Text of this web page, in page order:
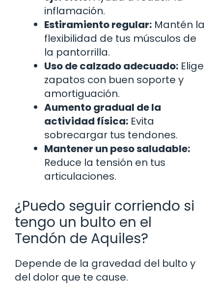
inflamación.
Estiramiento regular: Mantén la
flexibilidad de tus músculos de
la pantorrilla.
Uso de calzado adecuado: Elige
zapatos con buen soporte y
amortiguación.
Aumento gradual de la
actividad física: Evita
sobrecargar tus tendones.
Mantener un peso saludable:
Reduce la tensión en tus
articulaciones.
¿Puedo seguir corriendo si
tengo un bulto en el
Tendón de Aquiles?
Depende de la gravedad del bulto y
del dolor que te cause.